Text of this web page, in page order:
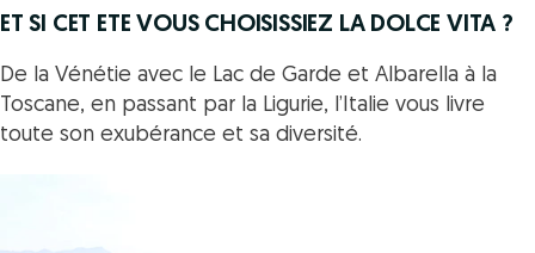
ET SI CET ETE VOUS CHOISISSIEZ LA DOLCE VITA ?
De la Vénétie avec le Lac de Garde et Albarella à la
Toscane, en passant par la Ligurie, l’Italie vous livre
toute son exubérance et sa diversité.